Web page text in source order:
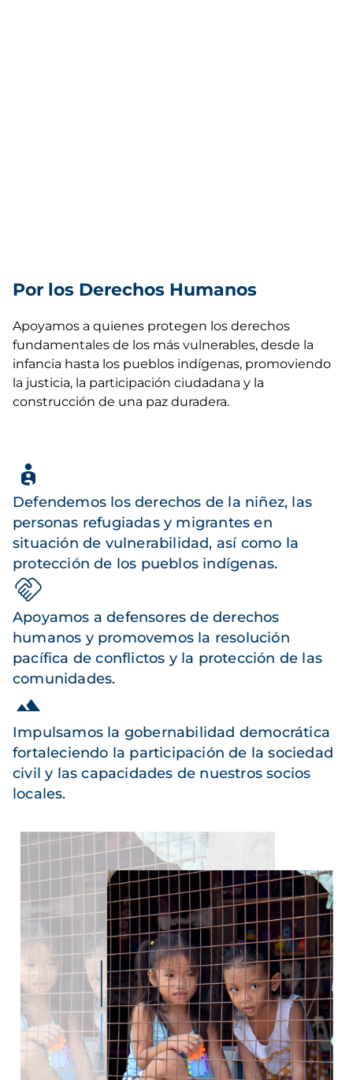
Por los Derechos Humanos
Apoyamos a quienes protegen los derechos
fundamentales de los más vulnerables, desde la
infancia hasta los pueblos indígenas, promoviendo
la justicia, la participación ciudadana y la
construcción de una paz duradera.
Defendemos los derechos de la niñez, las
personas refugiadas y migrantes en
situación de vulnerabilidad, así como la
protección de los pueblos indígenas.
Apoyamos a defensores de derechos
humanos y promovemos la resolución
pacífica de conflictos y la protección de las
comunidades.
Impulsamos la gobernabilidad democrática
fortaleciendo la participación de la sociedad
civil y las capacidades de nuestros socios
locales.